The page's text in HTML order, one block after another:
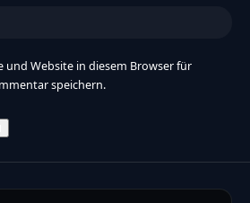
und Website in diesem Browser für
speichern.